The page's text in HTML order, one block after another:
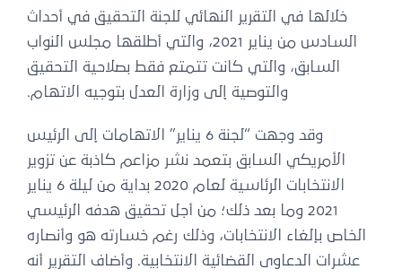
خلالها في التقرير النهائي للجنة التحقيق في أحداث
السادس من يناير 2021، والتي أطلقها مجلس النواب
السابق، والتي كانت تتمتع فقط بصلاحية التحقيق
والتوصية إلى وزارة العدل بتوجيه الاتهام.
وقد وجهت “لجنة 6 يناير” الاتهامات إلى الرئيس
الأمريكي السابق بتعمد نشر مزاعم كاذبة عن تزوير
الانتخابات الرئاسية لعام 2020 بداية من ليلة 6 يناير
2021 وما بعد ذلك؛ من أجل تحقيق هدفه الرئيسي
الخاص بإلغاء الانتخابات، وذلك رغم خسارته هو وأنصاره
عشرات الدعاوى القضائية الانتخابية. وأضاف التقرير أنه